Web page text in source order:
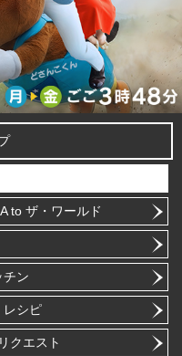
to ザ・ワールド
ン
レシピ
クエスト